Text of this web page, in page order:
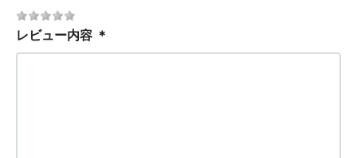
レビュー内容 ＊